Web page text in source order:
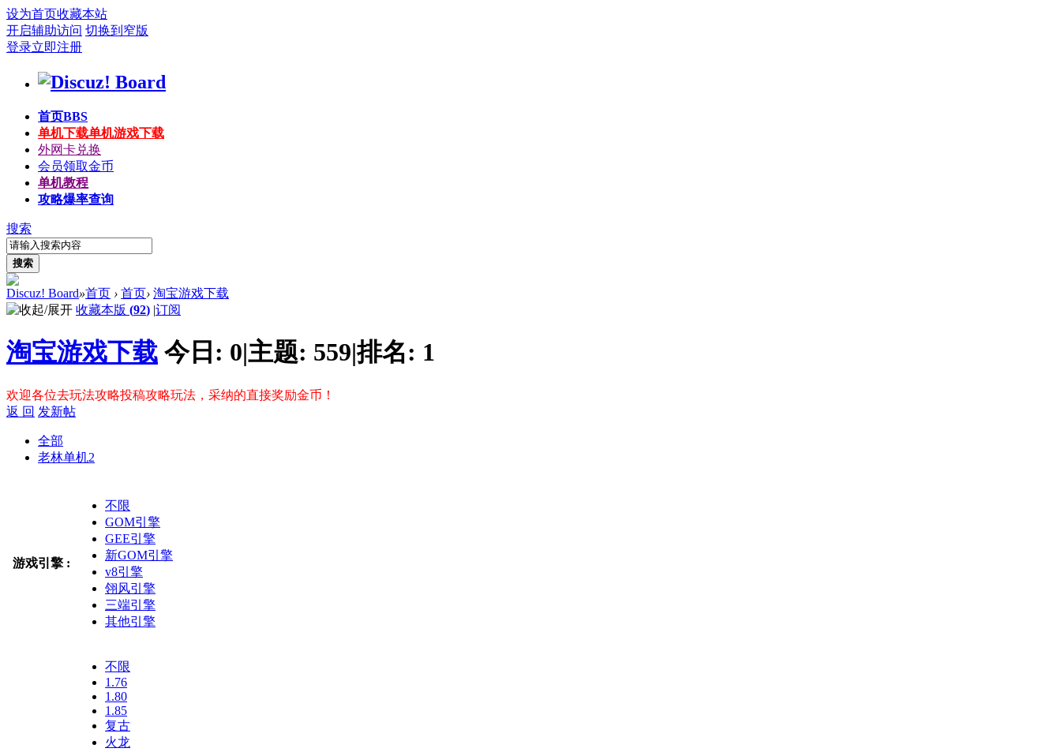
设为首页收藏本站
开启辅助访问 切换到窄版
登录立即注册
首页BBS
单机下载单机游戏下载
外网卡兑换
会员领取金币
单机教程
攻略爆率查询
搜索
搜索
Discuz! Board»首页 › 首页› 淘宝游戏下载
收藏本版 (92) |订阅
淘宝游戏下载 今日: 0|主题: 559|排名: 1
欢迎各位去玩法攻略投稿攻略玩法，采纳的直接奖励金币！
返 回 发新帖
全部
老林单机2
游戏引擎 :
不限
GOM引擎
GEE引擎
新GOM引擎
v8引擎
翎风引擎
三端引擎
其他引擎
不限
1.76
1.80
1.85
复古
火龙